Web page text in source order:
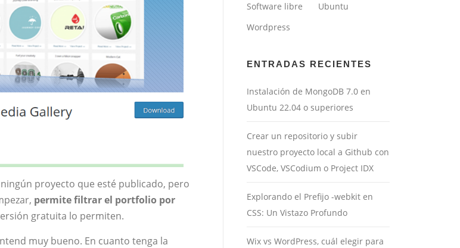
proyecto que esté publicado, pero
permite filtrar el portfolio por
gratuita lo permiten.
muy bueno. En cuanto tenga la
Software libre
Ubuntu
Wordpress
ENTRADAS RECIENTES
Instalación de MongoDB 7.0 en
Ubuntu 22.04 o superiores
Crear un repositorio y subir
nuestro proyecto local a Github con
VSCode, VSCodium o Project IDX
Explorando el Prefijo -webkit en
CSS: Un Vistazo Profundo
Wix vs WordPress, cuál elegir para